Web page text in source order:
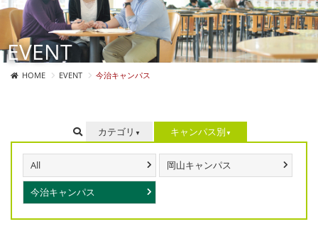
EVENT
HOME EVENT 今治キャンパス
カテゴリ キャンパス別
All 岡山キャンパス
今治キャンパス